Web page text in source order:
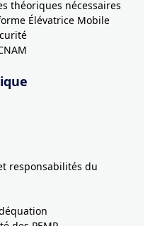
théoriques nécessaires
Élévatrice Mobile
responsabilités du